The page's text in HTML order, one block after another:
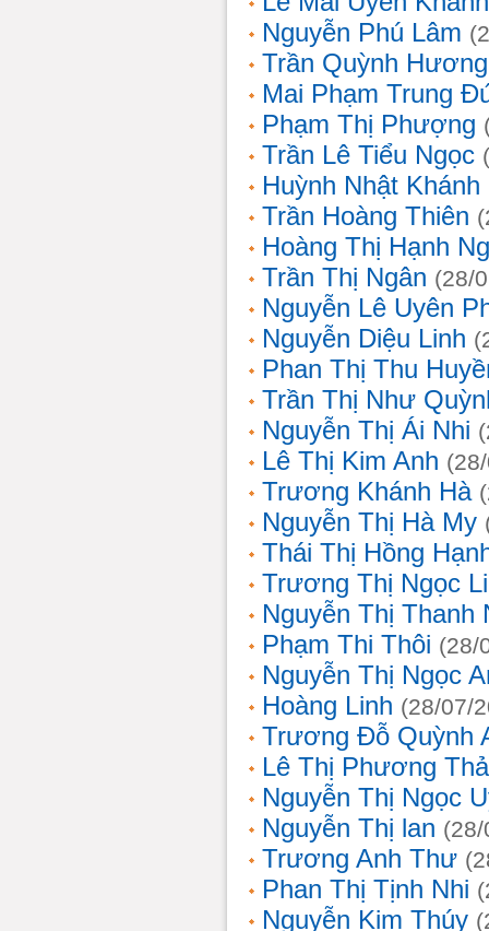
Nguyễn Phú Lâm
Trần Quỳnh Hương
Mai Phạm Trung
Phạm Thị Phượng
Trần Lê Tiểu Ngọc
Huỳnh Nhật Khánh
Trần Hoàng Thiên
Hoàng Thị Hạnh
Trần Thị Ngân (28/
Nguyễn Lê Uyên
Nguyễn Diệu Linh
Phan Thị Thu
Trần Thị Như
Nguyễn Thị Ái Nhi
Lê Thị Kim Anh
Trương Khánh Hà
Nguyễn Thị Hà My
Thái Thị Hồng
Trương Thị Ngọc
Nguyễn Thị Thanh
Phạm Thi Thôi (28/
Nguyễn Thị Ngọc
Hoàng Linh (28/07/
Trương Đỗ Quỳnh
Lê Thị Phương
Nguyễn Thị Ngọc
Nguyễn Thị lan
Trương Anh Thư
Phan Thị Tịnh Nhi
Nguyễn Kim Thúy